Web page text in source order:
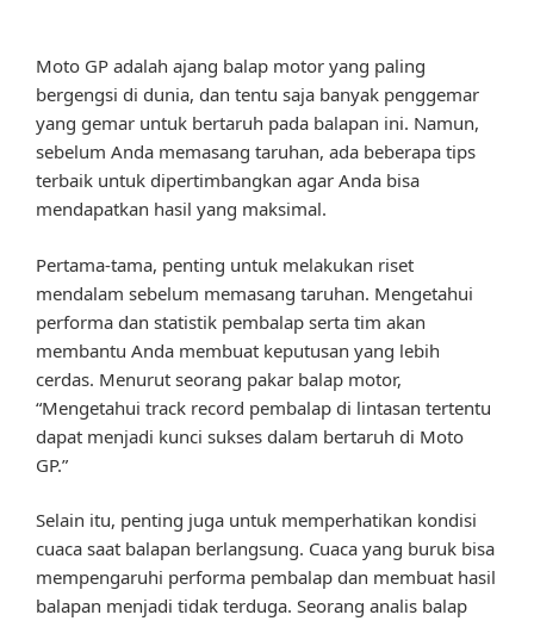
Moto GP adalah ajang balap motor yang paling
bergengsi di dunia, dan tentu saja banyak penggemar
yang gemar untuk bertaruh pada balapan ini. Namun,
sebelum Anda memasang taruhan, ada beberapa tips
terbaik untuk dipertimbangkan agar Anda bisa
mendapatkan hasil yang maksimal.
Pertama-tama, penting untuk melakukan riset
mendalam sebelum memasang taruhan. Mengetahui
performa dan statistik pembalap serta tim akan
membantu Anda membuat keputusan yang lebih
cerdas. Menurut seorang pakar balap motor,
“Mengetahui track record pembalap di lintasan tertentu
dapat menjadi kunci sukses dalam bertaruh di Moto
GP.”
Selain itu, penting juga untuk memperhatikan kondisi
cuaca saat balapan berlangsung. Cuaca yang buruk bisa
mempengaruhi performa pembalap dan membuat hasil
balapan menjadi tidak terduga. Seorang analis balap